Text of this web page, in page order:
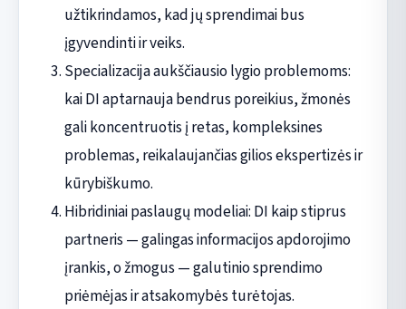
užtikrindamos, kad jų sprendimai bus
įgyvendinti ir veiks.
Specializacija aukščiausio lygio problemoms:
kai DI aptarnauja bendrus poreikius, žmonės
gali koncentruotis į retas, kompleksines
problemas, reikalaujančias gilios ekspertizės ir
kūrybiškumo.
Hibridiniai paslaugų modeliai: DI kaip stiprus
partneris — galingas informacijos apdorojimo
įrankis, o žmogus — galutinio sprendimo
priėmėjas ir atsakomybės turėtojas.